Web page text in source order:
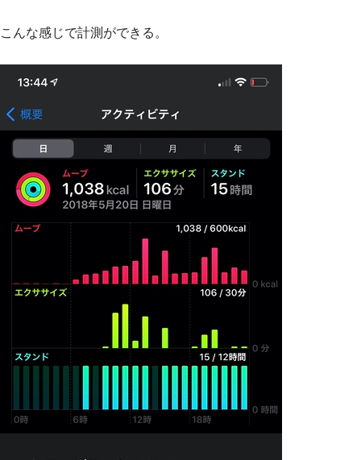
こんな感じで計測ができる。